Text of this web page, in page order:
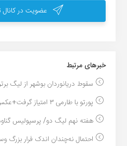
عضویت در کانال
خبر‌های مرتبط
سقوط دریانوردان بوشهر از لیگ
پورتو با طارمی ۳ امتیاز گرفت+عکس...
هفته نهم لیگ دو/ پرسپولیس
احتمال نه‌چندان اندک فرار بزرگ